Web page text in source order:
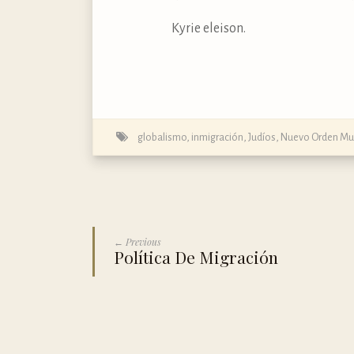
Kyrie eleison.
globalismo inmigración Judíos Nuevo Orden
← Previous
Política De Migración